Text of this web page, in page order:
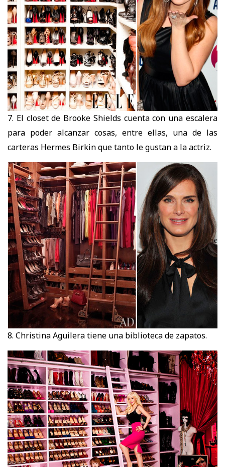
7. El closet de Brooke Shields cuenta con una escalera
para poder alcanzar cosas, entre ellas, una de las
carteras Hermes Birkin que tanto le gustan a la actriz.
8. Christina Aguilera tiene una biblioteca de zapatos.